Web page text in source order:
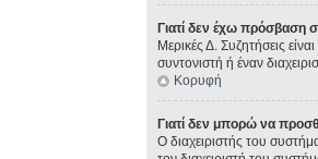
Γιατί δεν έχω πρόσβαση
Μερικές Δ. Συζητήσεις
συντονιστή ή έναν
Κορυφή
Γιατί δεν μπορώ να
Ο διαχειριστής του